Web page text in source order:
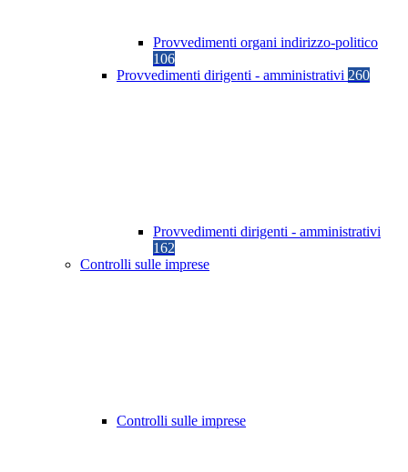
Provvedimenti organi indirizzo-politico
106
Provvedimenti dirigenti - amministrativi 260
Provvedimenti dirigenti - amministrativi
162
Controlli sulle imprese
Controlli sulle imprese